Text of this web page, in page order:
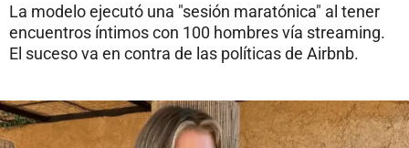
La modelo ejecutó una "sesión maratónica" al tener
encuentros íntimos con 100 hombres vía streaming.
El suceso va en contra de las políticas de Airbnb.